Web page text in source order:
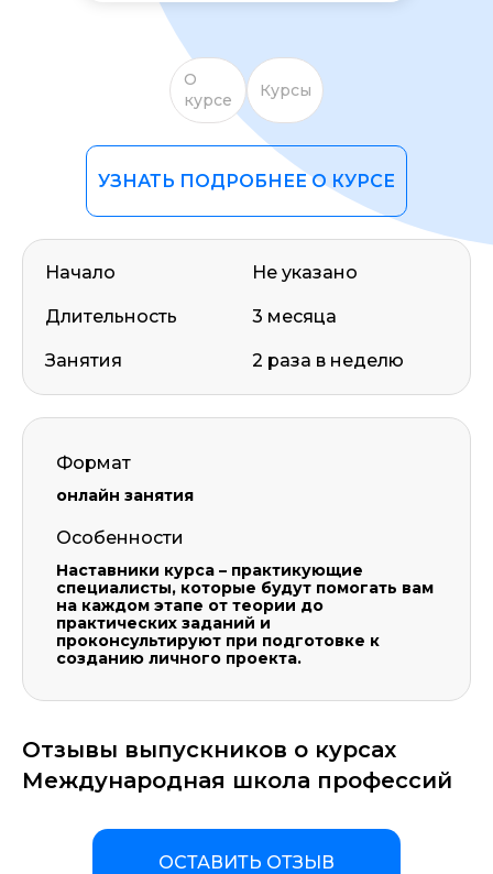
О
курсе
Курсы
УЗНАТЬ ПОДРОБНЕЕ О КУРСЕ
Начало
Длительность
Занятия
Не указано
3 месяца
2 раза в неделю
Формат
онлайн занятия
Особенности
Наставники курса – практикующие
специалисты, которые будут помогать вам
на каждом этапе от теории до
практических заданий и
проконсультируют при подготовке к
созданию личного проекта.
Отзывы выпускников о курсах
Международная школа профессий
ОСТАВИТЬ ОТЗЫВ